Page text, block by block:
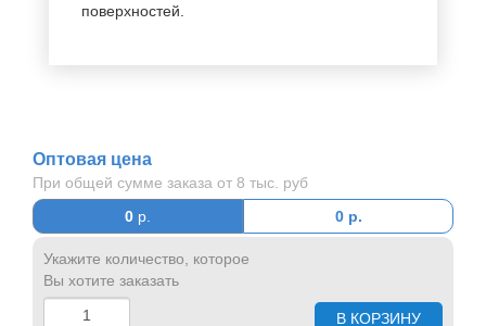
поверхностей.
Оптовая цена
При общей сумме заказа от 8 тыс. руб
0 р. 0 р.
Укажите количество, которое
Вы хотите заказать